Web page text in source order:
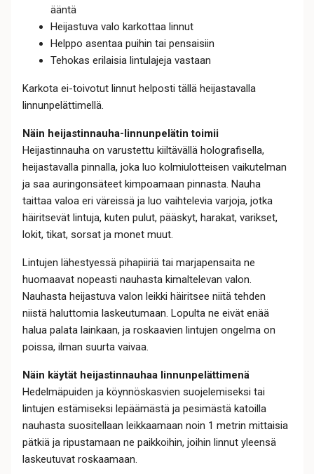
ääntä
Heijastuva valo karkottaa linnut
Helppo asentaa puihin tai pensaisiin
Tehokas erilaisia lintulajeja vastaan
Karkota ei-toivotut linnut helposti tällä heijastavalla
linnunpelättimellä.
Näin heijastinnauha-linnunpelätin toimii
Heijastinnauha on varustettu kiiltävällä holografisella,
heijastavalla pinnalla, joka luo kolmiulotteisen vaikutelman
ja saa auringonsäteet kimpoamaan pinnasta. Nauha
taittaa valoa eri väreissä ja luo vaihtelevia varjoja, jotka
häiritsevät lintuja, kuten pulut, pääskyt, harakat, varikset,
lokit, tikat, sorsat ja monet muut.
Lintujen lähestyessä pihapiiriä tai marjapensaita ne
huomaavat nopeasti nauhasta kimaltelevan valon.
Nauhasta heijastuva valon leikki häiritsee niitä tehden
niistä haluttomia laskeutumaan. Lopulta ne eivät enää
halua palata lainkaan, ja roskaavien lintujen ongelma on
poissa, ilman suurta vaivaa.
Näin käytät heijastinnauhaa linnunpelättimenä
Hedelmäpuiden ja köynnöskasvien suojelemiseksi tai
lintujen estämiseksi lepäämästä ja pesimästä katoilla
nauhasta suositellaan leikkaamaan noin 1 metrin mittaisia
pätkiä ja ripustamaan ne paikkoihin, joihin linnut yleensä
laskeutuvat roskaamaan.